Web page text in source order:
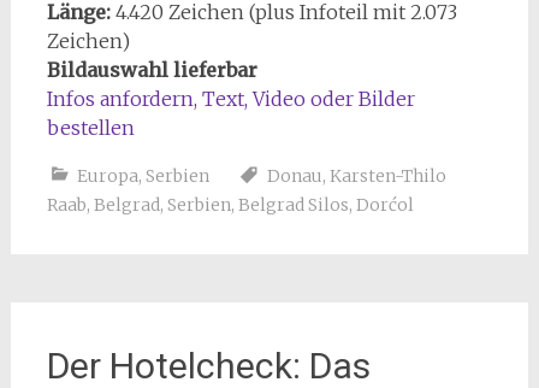
Länge: 4.420 Zeichen (plus Infoteil mit 2.073
Zeichen)
Bildauswahl lieferbar
Infos anfordern, Text, Video oder Bilder
bestellen
Europa, Serbien Donau, Karsten-Thilo
Raab, Belgrad, Serbien, Belgrad Silos, Dorćol
Der Hotelcheck: Das